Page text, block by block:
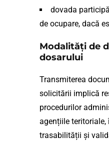
dovada
de ocupare, dacă
Modalități de
dosarului
Transmiterea
solicitării implică
procedurilor
agențiile teritoriale,
trasabilității și